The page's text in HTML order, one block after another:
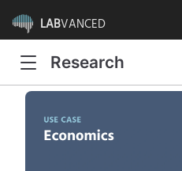
LABVANCED
Research